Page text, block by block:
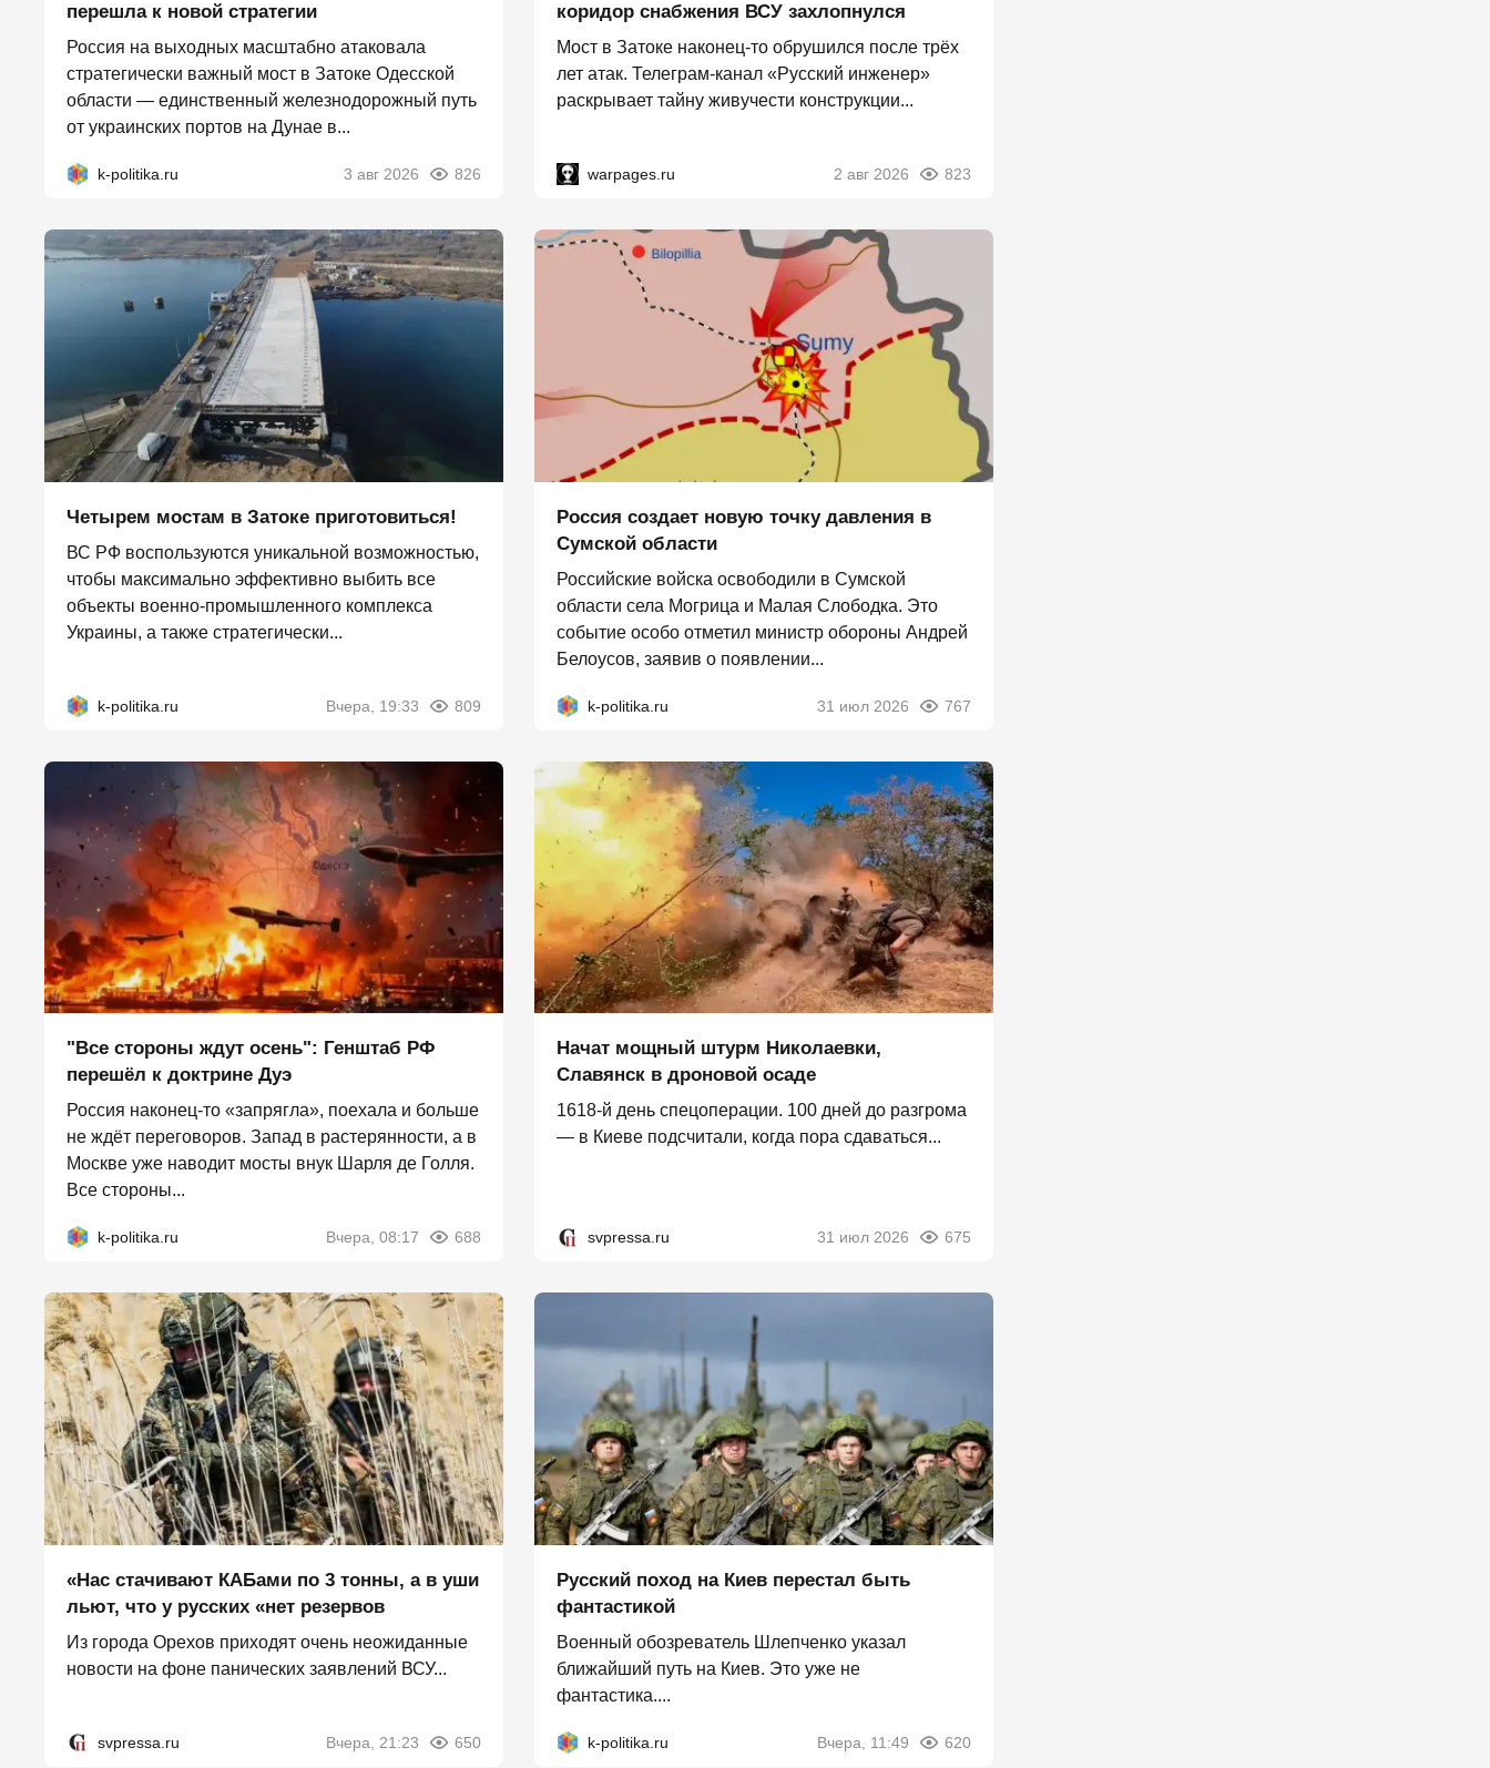
перешла к новой стратегии
Россия на выходных масштабно атаковала
стратегически важный мост в Затоке Одесской
области — единственный железнодорожный путь
от украинских портов на Дунае в...
k-politika.ru 3 авг 2026 826
коридор снабжения ВСУ захлопнулся
Мост в Затоке наконец-то обрушился после трёх
лет атак. Телеграм-канал «Русский инженер»
раскрывает тайну живучести конструкции...
warpages.ru 2 авг 2026 823
Четырем мостам в Затоке приготовиться!
ВС РФ воспользуются уникальной возможностью,
чтобы максимально эффективно выбить все
объекты военно-промышленного комплекса
Украины, а также стратегически...
k-politika.ru Вчера, 19:33 809
Россия создает новую точку давления в
Сумской области
Российские войска освободили в Сумской
области села Могрица и Малая Слободка. Это
событие особо отметил министр обороны Андрей
Белоусов, заявив о появлении...
k-politika.ru 31 июл 2026 767
"Все стороны ждут осень": Генштаб РФ
перешёл к доктрине Дуэ
Россия наконец-то «запрягла», поехала и больше
не ждёт переговоров. Запад в растерянности, а в
Москве уже наводит мосты внук Шарля де Голля.
Все стороны...
k-politika.ru Вчера, 08:17 688
Начат мощный штурм Николаевки,
Славянск в дроновой осаде
1618-й день спецоперации. 100 дней до разгрома
— в Киеве подсчитали, когда пора сдаваться...
svpressa.ru 31 июл 2026 675
«Нас стачивают КАБами по 3 тонны, а в уши
льют, что у русских «нет резервов
Из города Орехов приходят очень неожиданные
новости на фоне панических заявлений ВСУ...
svpressa.ru Вчера, 21:23 650
Русский поход на Киев перестал быть
фантастикой
Военный обозреватель Шлепченко указал
ближайший путь на Киев. Это уже не
фантастика....
k-politika.ru Вчера, 11:49 620